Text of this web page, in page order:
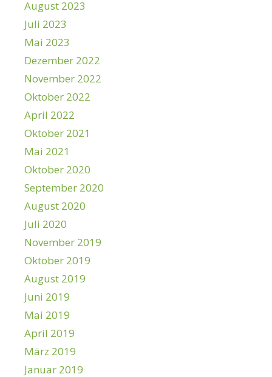
August 2023
Juli 2023
Mai 2023
Dezember 2022
November 2022
Oktober 2022
April 2022
Oktober 2021
Mai 2021
Oktober 2020
September 2020
August 2020
Juli 2020
November 2019
Oktober 2019
August 2019
Juni 2019
Mai 2019
April 2019
März 2019
Januar 2019